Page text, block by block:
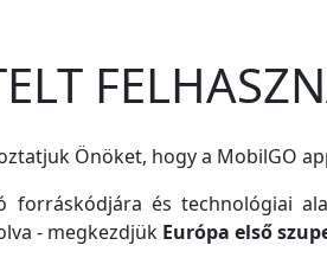
Önöket, hogy a MobilGO
forráskódjára és technológiai
- megkezdjük Európa első